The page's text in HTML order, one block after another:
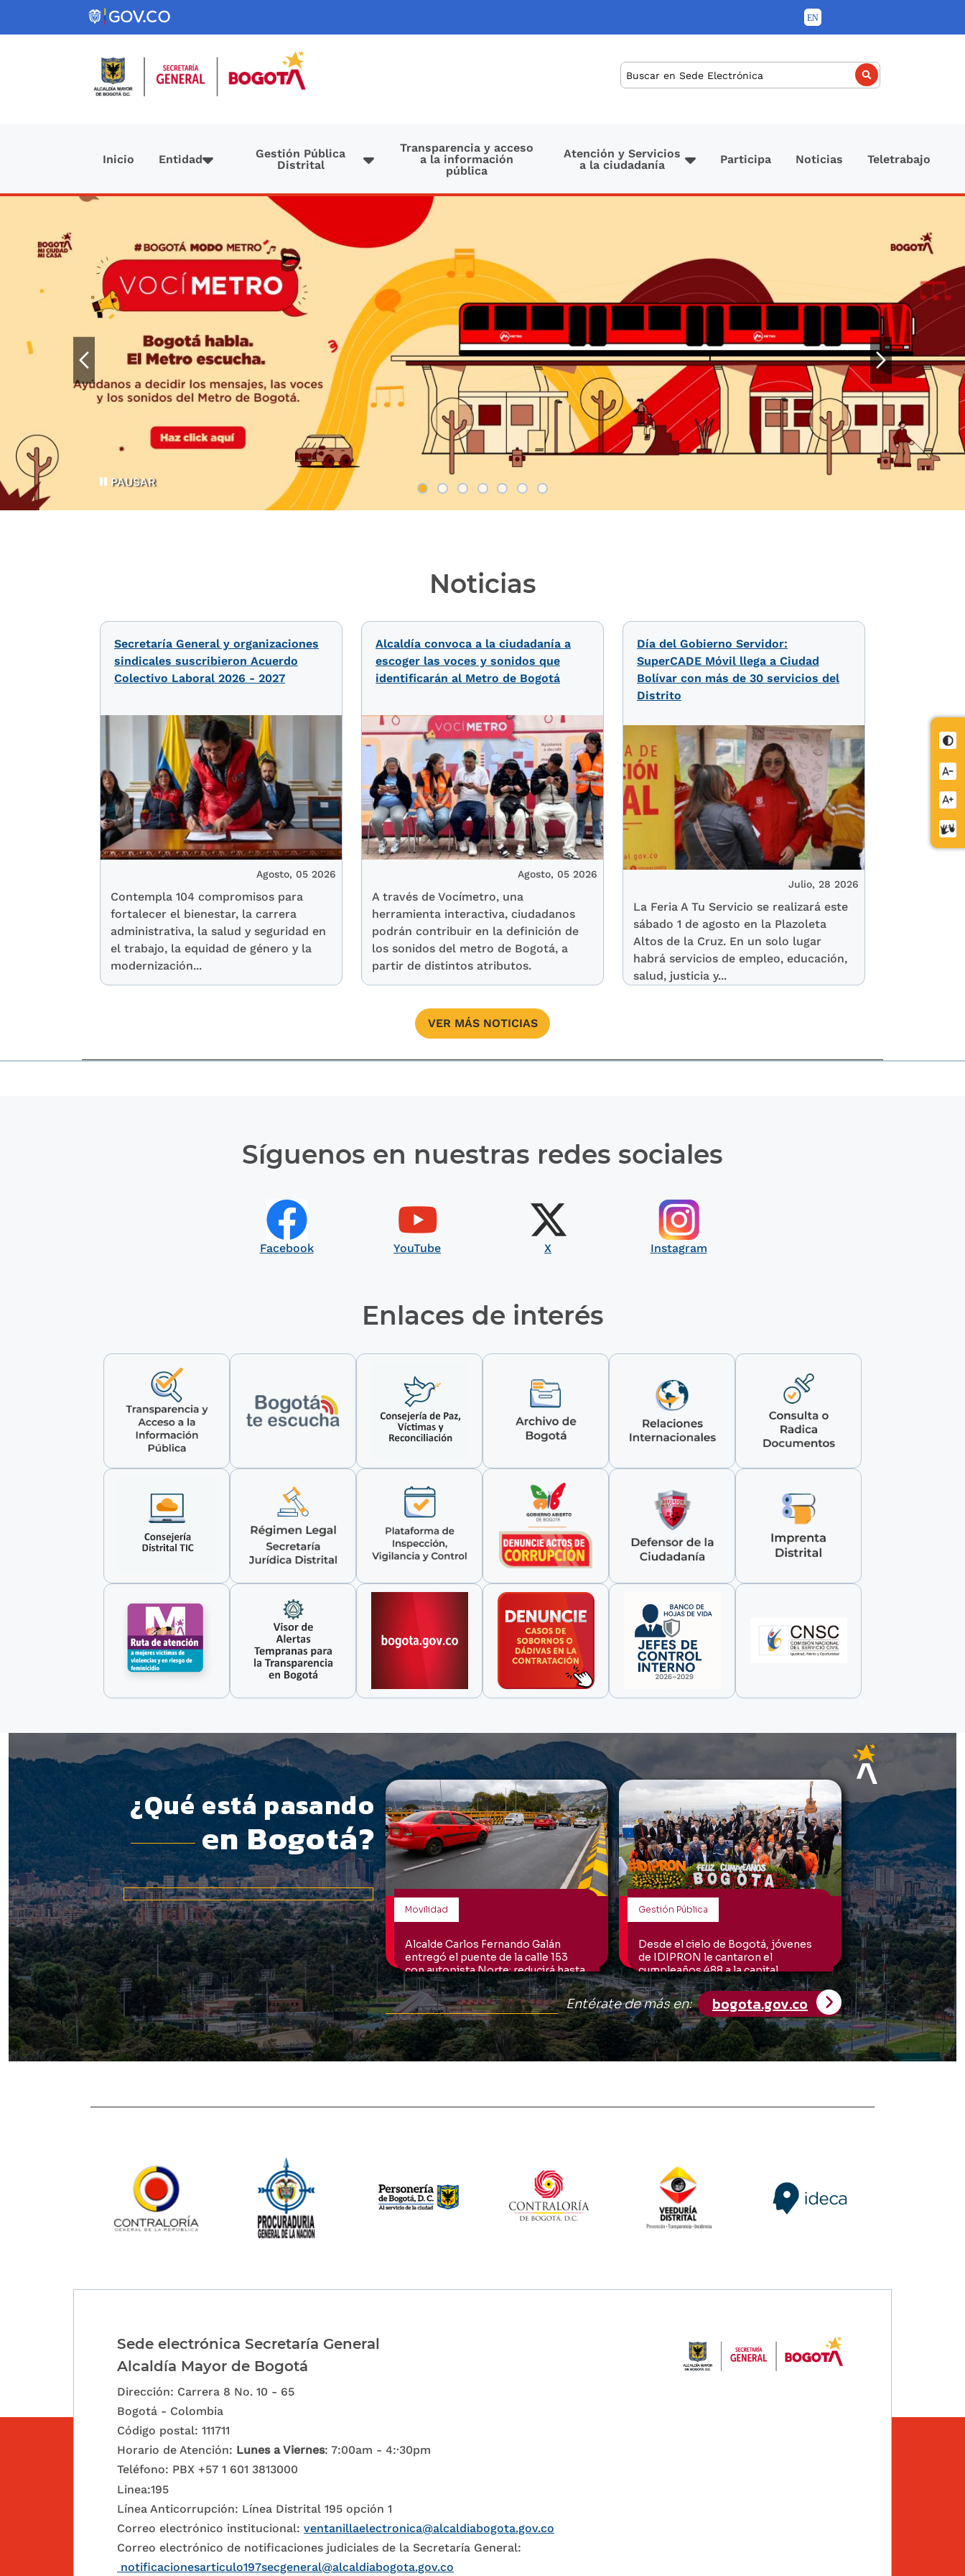
Pasar al contenido principal
de
Buscar
Inicio Entidad
Gestión Pública
Distrital
Transparencia y acceso
a la información
pública
Atención y Servicios
a la ciudadanía
Participa Noticias Teletrabajo
PAUSAR
Noticias
Secretaría General y organizaciones
sindicales suscribieron Acuerdo
Colectivo Laboral 2026 - 2027
Agosto, 05 2026
Contempla 104 compromisos para
fortalecer el bienestar, la carrera
administrativa, la salud y seguridad en
el trabajo, la equidad de género y la
modernización...
Alcaldía convoca a la ciudadanía a
escoger las voces y sonidos que
identificarán al Metro de Bogotá
Agosto, 05 2026
A través de Vocímetro, una
herramienta interactiva, ciudadanos
podrán contribuir en la definición de
los sonidos del metro de Bogotá, a
partir de distintos atributos.
Día del Gobierno Servidor:
SuperCADE Móvil llega a Ciudad
Bolívar con más de 30 servicios del
Distrito
Julio, 28 2026
La Feria A Tu Servicio se realizará este
sábado 1 de agosto en la Plazoleta
Altos de la Cruz. En un solo lugar
habrá servicios de empleo, educación,
salud, justicia y...
VER MÁS NOTICIAS
Síguenos en nuestras redes sociales
Facebook YouTube X Instagram
Enlaces de interés
Sede electrónica Secretaría General
Alcaldía Mayor de Bogotá
Dirección: Carrera 8 No. 10 - 65
Bogotá - Colombia
Código postal: 111711
Horario de Atención: Lunes a Viernes: 7:00am - 4:·30pm
Teléfono: PBX +57 1 601 3813000
Linea:195
Línea Anticorrupción: Línea Distrital 195 opción 1
Correo electrónico institucional: ventanillaelectronica@alcaldiabogota.gov.co
Correo electrónico de notificaciones judiciales de la Secretaría General:
notificacionesarticulo197secgeneral@alcaldiabogota.gov.co